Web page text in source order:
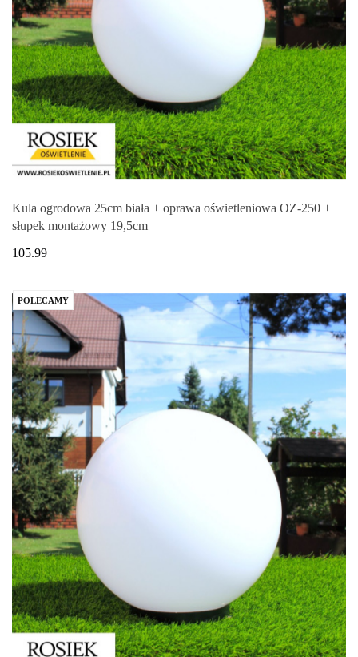
Kula ogrodowa 25cm biała + oprawa oświetleniowa OZ-250 +
słupek montażowy 19,5cm
105.99
POLECAMY